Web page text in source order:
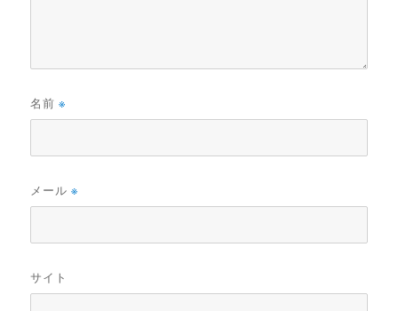
名前※
メール※
サイト